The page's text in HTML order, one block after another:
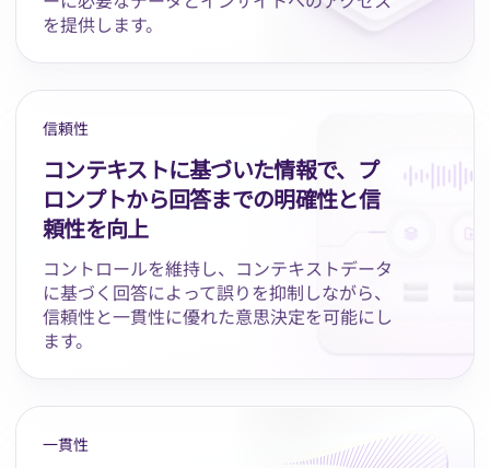
を提供します。
信頼性
コンテキストに基づいた情報で、プ
ロンプトから回答までの明確性と信
頼性を向上
コントロールを維持し、コンテキストデータ
に基づく回答によって誤りを抑制しながら、
信頼性と一貫性に優れた意思決定を可能にし
ます。
一貫性